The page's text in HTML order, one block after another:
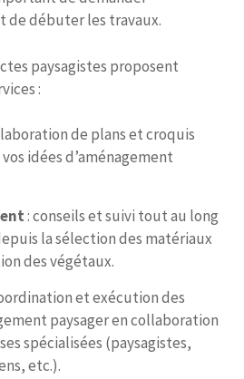
de débuter les travaux.
paysagistes proposent
:
de plans et croquis
idées d’aménagement
: conseils et suivi tout au long
la sélection des matériaux
des végétaux.
et exécution des
paysager en collaboration
spécialisées (paysagistes,
etc.).